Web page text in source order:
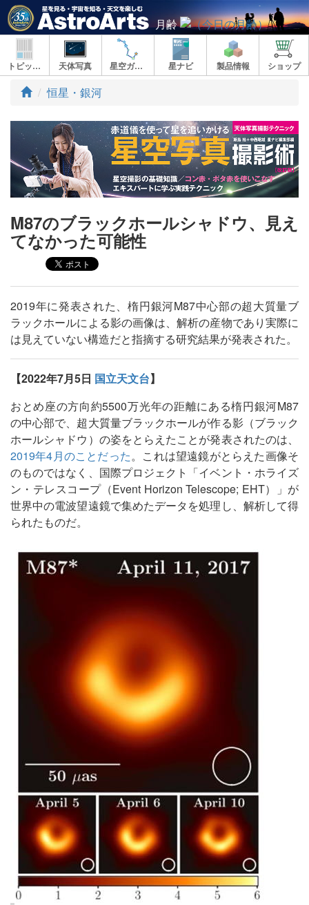
月齢
トピックス 天体写真 星空ガイド 星ナビ 製品情報 ショップ
ト
プ
恒星・銀河
M87のブラックホールシャドウ、見え
てなかった可能性
2019年に発表された、楕円銀河M87中心部の超大質量ブ
ラックホールによる影の画像は、解析の産物であり実際に
は見えていない構造だと指摘する研究結果が発表された。
【2022年7月5日 国立天文台】
おとめ座の方向約5500万光年の距離にある楕円銀河M87
の中心部で、超大質量ブラックホールが作る影（ブラック
ホールシャドウ）の姿をとらえたことが発表されたのは、
2019年4月のことだった。これは望遠鏡がとらえた画像そ
のものではなく、国際プロジェクト「イベント・ホライズ
ン・テレスコープ（Event Horizon Telescope; EHT）」が
世界中の電波望遠鏡で集めたデータを処理し、解析して得
られたものだ。